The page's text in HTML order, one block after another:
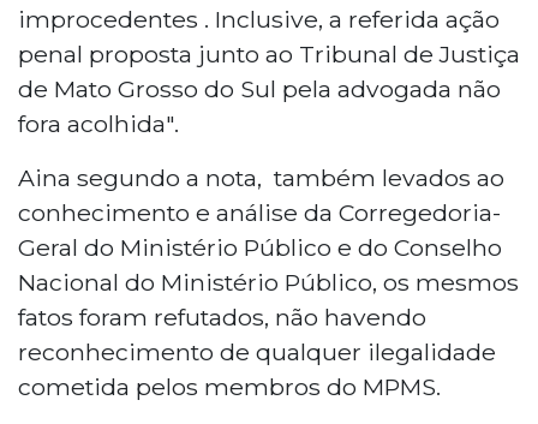
improcedentes . Inclusive, a referida ação
penal proposta junto ao Tribunal de Justiça
de Mato Grosso do Sul pela advogada não
fora acolhida".
Aina segundo a nota, também levados ao
conhecimento e análise da Corregedoria-
Geral do Ministério Público e do Conselho
Nacional do Ministério Público, os mesmos
fatos foram refutados, não havendo
reconhecimento de qualquer ilegalidade
cometida pelos membros do MPMS.